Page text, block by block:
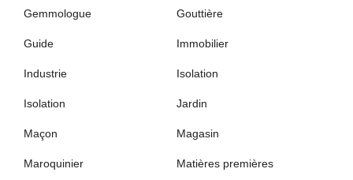
Gemmologue Gouttière
Guide Immobilier
Industrie Isolation
Isolation Jardin
Maçon Magasin
Maroquinier Matières premières